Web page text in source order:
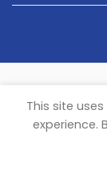
© 2026
This site
experience.